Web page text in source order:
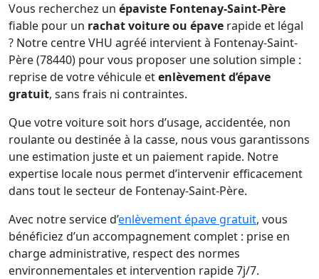
Vous recherchez un épaviste Fontenay-Saint-Père
fiable pour un rachat voiture ou épave rapide et légal
? Notre centre VHU agréé intervient à Fontenay-Saint-
Père (78440) pour vous proposer une solution simple :
reprise de votre véhicule etenlèvement d’épave
gratuit, sans frais ni contraintes.
Que votre voiture soit hors d’usage, accidentée, non
roulante ou destinée à la casse, nous vous garantissons
une estimation juste et un paiement rapide. Notre
expertise locale nous permet d’intervenir efficacement
dans tout le secteur de Fontenay-Saint-Père.
Avec notre service d’enlèvement épave gratuit, vous
bénéficiez d’un accompagnement complet : prise en
charge administrative, respect des normes
environnementales et intervention rapide 7j/7.